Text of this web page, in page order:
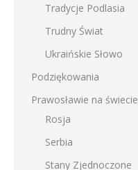
Tradycje Podlasia
Trudny Świat
Ukraińskie Słowo
Podziękowania
Prawosławie na świecie
Rosja
Serbia
Stany Zjednoczone